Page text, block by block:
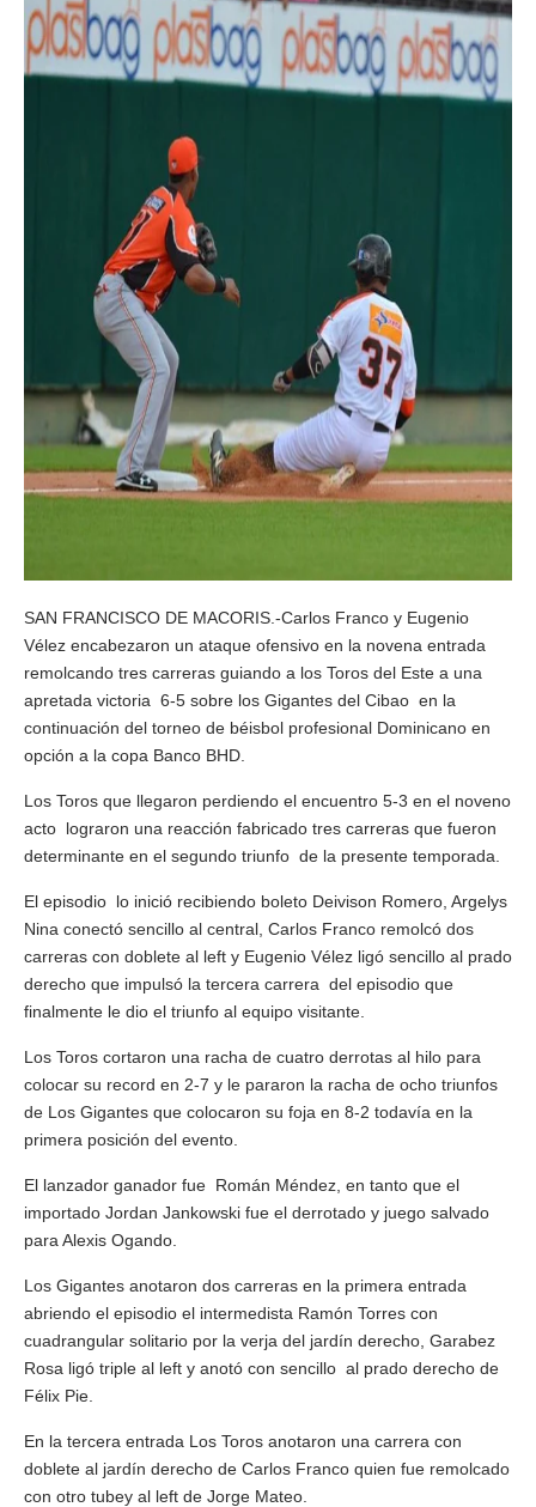
SAN FRANCISCO DE MACORIS.-Carlos Franco y Eugenio
Vélez encabezaron un ataque ofensivo en la novena entrada
remolcando tres carreras guiando a los Toros del Este a una
apretada victoria 6-5 sobre los Gigantes del Cibao en la
continuación del torneo de béisbol profesional Dominicano en
opción a la copa Banco BHD.
Los Toros que llegaron perdiendo el encuentro 5-3 en el noveno
acto lograron una reacción fabricado tres carreras que fueron
determinante en el segundo triunfo de la presente temporada.
El episodio lo inició recibiendo boleto Deivison Romero, Argelys
Nina conectó sencillo al central, Carlos Franco remolcó dos
carreras con doblete al left y Eugenio Vélez ligó sencillo al prado
derecho que impulsó la tercera carrera del episodio que
finalmente le dio el triunfo al equipo visitante.
Los Toros cortaron una racha de cuatro derrotas al hilo para
colocar su record en 2-7 y le pararon la racha de ocho triunfos
de Los Gigantes que colocaron su foja en 8-2 todavía en la
primera posición del evento.
El lanzador ganador fue Román Méndez, en tanto que el
importado Jordan Jankowski fue el derrotado y juego salvado
para Alexis Ogando.
Los Gigantes anotaron dos carreras en la primera entrada
abriendo el episodio el intermedista Ramón Torres con
cuadrangular solitario por la verja del jardín derecho, Garabez
Rosa ligó triple al left y anotó con sencillo al prado derecho de
Félix Pie.
En la tercera entrada Los Toros anotaron una carrera con
doblete al jardín derecho de Carlos Franco quien fue remolcado
con otro tubey al left de Jorge Mateo.